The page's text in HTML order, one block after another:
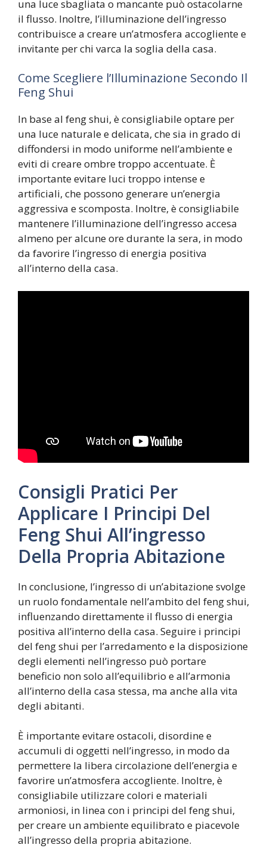
una luce sbagliata o mancante può ostacolarne
il flusso. Inoltre, l’illuminazione dell’ingresso
contribuisce a creare un’atmosfera accogliente e
invitante per chi varca la soglia della casa.
Come Scegliere l’Illuminazione Secondo Il
Feng Shui
In base al feng shui, è consigliabile optare per
una luce naturale e delicata, che sia in grado di
diffondersi in modo uniforme nell’ambiente e
eviti di creare ombre troppo accentuate. È
importante evitare luci troppo intense e
artificiali, che possono generare un’energia
aggressiva e scomposta. Inoltre, è consigliabile
mantenere l’illuminazione dell’ingresso accesa
almeno per alcune ore durante la sera, in modo
da favorire l’ingresso di energia positiva
all’interno della casa.
Consigli Pratici Per
Applicare I Principi Del
Feng Shui All’ingresso
Della Propria Abitazione
In conclusione, l’ingresso di un’abitazione svolge
un ruolo fondamentale nell’ambito del feng shui,
influenzando direttamente il flusso di energia
positiva all’interno della casa. Seguire i principi
del feng shui per l’arredamento e la disposizione
degli elementi nell’ingresso può portare
beneficio non solo all’equilibrio e all’armonia
all’interno della casa stessa, ma anche alla vita
degli abitanti.
È importante evitare ostacoli, disordine e
accumuli di oggetti nell’ingresso, in modo da
permettere la libera circolazione dell’energia e
favorire un’atmosfera accogliente. Inoltre, è
consigliabile utilizzare colori e materiali
armoniosi, in linea con i principi del feng shui,
per creare un ambiente equilibrato e piacevole
all’ingresso della propria abitazione.